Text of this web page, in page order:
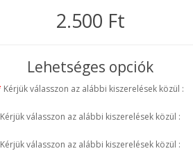
2.500 Ft
Lehetséges opciók
Kérjük válasszon az alábbi kiszerelések közül :
Kérjük válasszon az alábbi kiszerelések közül :
Kérjük válasszon az alábbi kiszerelések közül :